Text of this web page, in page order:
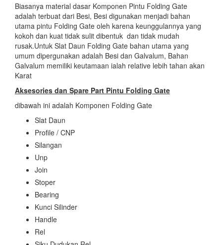
Biasanya material dasar Komponen Pintu Folding Gate
adalah terbuat dari Besi, Besi digunakan menjadi bahan
utama pintu Folding Gate oleh karena keunggulannya yang
kokoh dan kuat tidak sulit dibentuk dan tidak mudah
rusak.Untuk Slat Daun Folding Gate bahan utama yang
umum dipergunakan adalah Besi dan Galvalum, Bahan
Galvalum memiliki keutamaan ialah relative lebih tahan akan
Karat
Aksesories dan Spare Part Pintu Folding Gate
dibawah ini adalah Komponen Folding Gate
Slat Daun
Profile / CNP
Silangan
Unp
Join
Stoper
Bearing
Kunci Silinder
Handle
Rel